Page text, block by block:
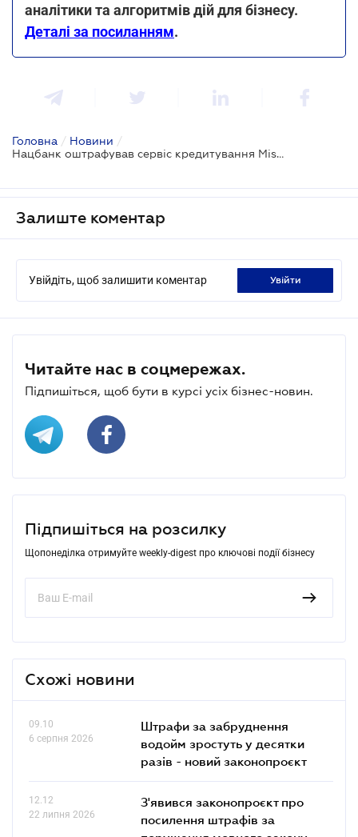
аналітики та алгоритмів дій для бізнесу.
Деталі за посиланням.
Головна / Новини /
Нацбанк оштрафував сервіс кредитування MisterCash за порушення "колекторського" закону
Залиште коментар
Увійдіть, щоб залишити коментар увійти
Читайте нас в соцмережах.
Підпишіться, щоб бути в курсі усіх бізнес-новин.
Підпишіться на розсилку
Щопонеділка отримуйте weekly-digest про ключові події бізнесу
Схожі новини
09.10
6 серпня 2026
Штрафи за забруднення
водойм зростуть у десятки
разів - новий законопроєкт
12.12
22 липня 2026
З'явився законопроєкт про
посилення штрафів за